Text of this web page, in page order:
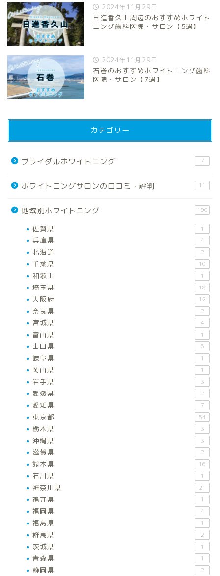
2024年11月29日
日進香久山周辺のおすすめホワイト
ニング歯科医院・サロン【5選】
2024年11月29日
石巻のおすすめホワイトニング歯科
医院・サロン【7選】
カテゴリー
ブライダルホワイトニング 7
ホワイトニングサロンの口コミ・評判 11
地域別ホワイトニング 190
佐賀県 1
兵庫県 4
北海道 2
千葉県 10
和歌山 1
埼玉県 18
大阪府 12
奈良県 2
宮城県 4
富山県 1
山口県 6
岐阜県 1
岡山県 1
岩手県 3
愛媛県 2
愛知県 7
東京都 54
栃木県 3
沖縄県 3
滋賀県 2
熊本県 16
石川県 1
神奈川県 21
福井県 1
福岡県 4
福島県 1
群馬県 2
茨城県 1
青森県 1
静岡県 2